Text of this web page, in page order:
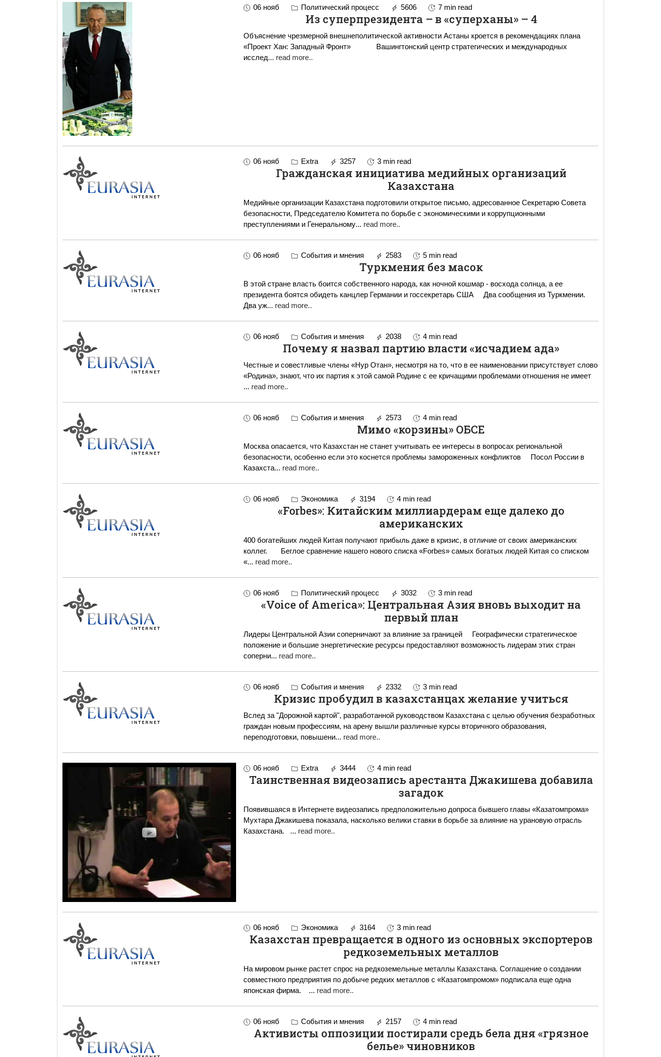
06 нояб Политический процесс 5606 7 min read
Из суперпрезидента – в «суперханы» – 4
Объяснение чрезмерной внешнеполитической активности Астаны кроется в рекомендациях плана
«Проект Хан: Западный Фронт» Вашингтонский центр стратегических и международных
исслед... read more..
06 нояб Extra 3257 3 min read
Гражданская инициатива медийных организаций
Казахстана
Медийные организации Казахстана подготовили открытое письмо, адресованное Секретарю Совета
безопасности, Председателю Комитета по борьбе с экономическими и коррупционными
преступлениями и Генеральному... read more..
06 нояб События и мнения 2583 5 min read
Туркмения без масок
В этой стране власть боится собственного народа, как ночной кошмар - восхода солнца, а ее
президента боятся обидеть канцлер Германии и госсекретарь США Два сообщения из Туркмении.
Два уж... read more..
06 нояб События и мнения 2038 4 min read
Почему я назвал партию власти «исчадием ада»
Честные и совестливые члены «Нур Отан», несмотря на то, что в ее наименовании присутствует слово
«Родина», знают, что их партия к этой самой Родине с ее кричащими проблемами отношения не имеет
... read more..
06 нояб События и мнения 2573 4 min read
Мимо «корзины» ОБСЕ
Москва опасается, что Казахстан не станет учитывать ее интересы в вопросах региональной
безопасности, особенно если это коснется проблемы замороженных конфликтов Посол России в
Казахста... read more..
06 нояб Экономика 3194 4 min read
«Forbes»: Китайским миллиардерам еще далеко до
американских
400 богатейших людей Китая получают прибыль даже в кризис, в отличие от своих американских
коллег. Беглое сравнение нашего нового списка «Forbes» самых богатых людей Китая со списком
«... read more..
06 нояб Политический процесс 3032 3 min read
«Voice of America»: Центральная Азия вновь выходит на
первый план
Лидеры Центральной Азии соперничают за влияние за границей Географически стратегическое
положение и большие энергетические ресурсы предоставляют возможность лидерам этих стран
соперни... read more..
06 нояб События и мнения 2332 3 min read
Кризис пробудил в казахстанцах желание учиться
Вслед за "Дорожной картой", разработанной руководством Казахстана с целью обучения безработных
граждан новым профессиям, на арену вышли различные курсы вторичного образования,
переподготовки, повышени... read more..
06 нояб Extra 3444 4 min read
Таинственная видеозапись арестанта Джакишева добавила
загадок
Появившаяся в Интернете видеозапись предположительно допроса бывшего главы «Казатомпрома»
Мухтара Джакишева показала, насколько велики ставки в борьбе за влияние на урановую отрасль
Казахстана. ... read more..
06 нояб Экономика 3164 3 min read
Казахстан превращается в одного из основных экспортеров
редкоземельных металлов
На мировом рынке растет спрос на редкоземельные металлы Казахстана. Соглашение о создании
совместного предприятия по добыче редких металлов с «Казатомпромом» подписала еще одна
... read more..
06 нояб События и мнения 2157 4 min read
Активисты оппозиции постирали средь бела дня «грязное
белье» чиновников